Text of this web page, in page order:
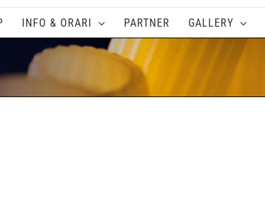
INFO & ORARI PARTNER GALLERY